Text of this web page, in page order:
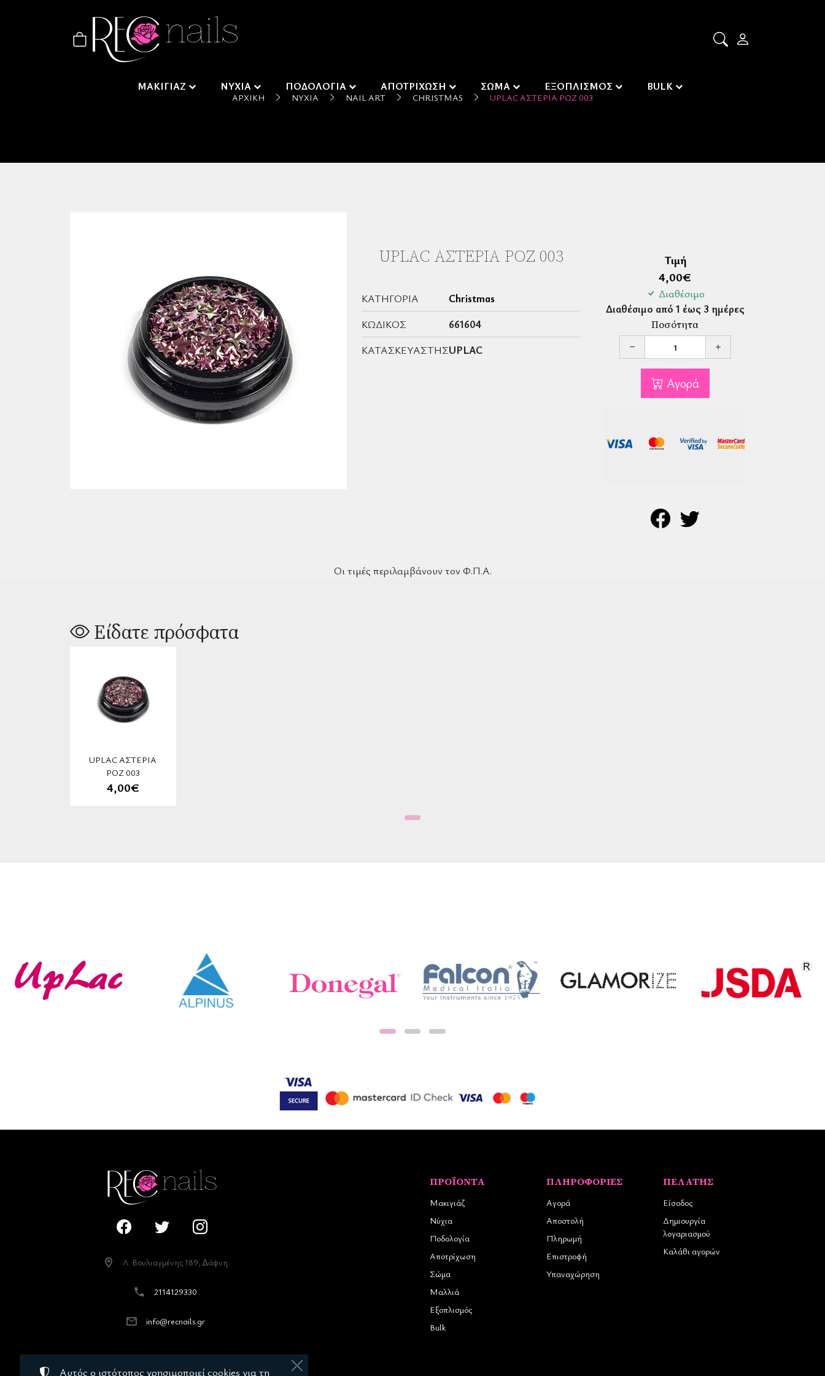
ΜΑΚΙΓΙΑΖ ΝΥΧΙΑ ΠΟΔΟΛΟΓΙΑ ΑΠΟΤΡΙΧΩΣΗ ΣΩΜΑ ΕΞΟΠΛΙΣΜΟΣ BULK
ΑΡΧΙΚΉ ΝΎΧΙΑ NAIL ART CHRISTMAS UPLAC ΑΣΤΈΡΙΑ ΡΌΖ 003
UPLAC ΑΣΤΈΡΙΑ ΡΌΖ 003
ΚΑΤΗΓΟΡΊΑ
Christmas
ΚΩΔΙΚΌΣ
661604
ΚΑΤΑΣΚΕΥΑΣΤΉΣUPLAC
Τιμή
4,00€
Διαθέσιμο
Διαθέσιμο από 1 έως 3 ημέρες
Ποσότητα
Αγορά
Οι τιμές περιλαμβάνουν τον Φ.Π.Α.
Είδατε πρόσφατα
UPLAC ΑΣΤΈΡΙΑ
ΡΌΖ 003
4,00€
Λ. Βουλιαγµένης 189, ∆άφνη
2114129330
info@recnails.gr
ΠΡΟΪΌΝΤΑ
Μακιγιάζ
Νύχια
Ποδολογία
Αποτρίχωση
Σώμα
Μαλλιά
Εξοπλισμός
Bulk
ΠΛΗΡΟΦΟΡΊΕΣ
Αγορά
Αποστολή
Πληρωμή
Επιστροφή
Υπαναχώρηση
ΠΕΛΆΤΗΣ
Είσοδος
Δημιουργία
λογαριασμού
Καλάθι αγορών
Αυτός ο ιστότοπος χρησιμοποιεί cookies για τη